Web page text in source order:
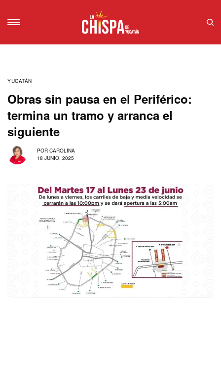
YUCATÁN
Obras sin pausa en el Periférico:
termina un tramo y arranca el
siguiente
POR CAROLINA
18 JUNIO, 2025